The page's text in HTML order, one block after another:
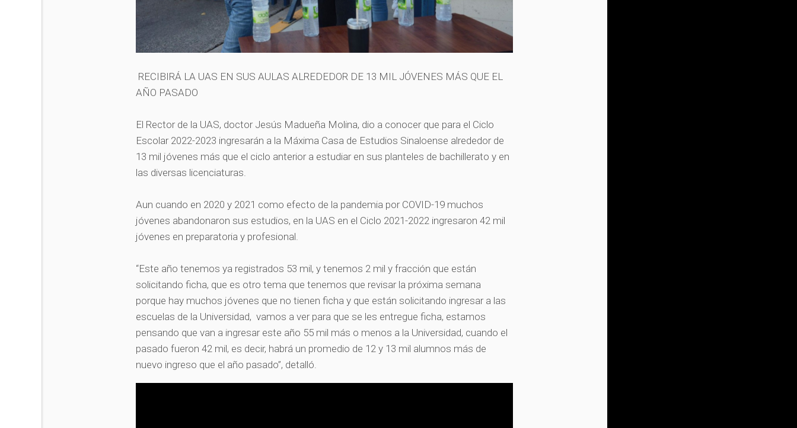
RECIBIRÁ LA UAS EN SUS AULAS ALREDEDOR DE 13 MIL JÓVENES MÁS QUE EL
AÑO PASADO
El Rector de la UAS, doctor Jesús Madueña Molina, dio a conocer que para el Ciclo
Escolar 2022-2023 ingresarán a la Máxima Casa de Estudios Sinaloense alrededor de
13 mil jóvenes más que el ciclo anterior a estudiar en sus planteles de bachillerato y en
las diversas licenciaturas.
Aun cuando en 2020 y 2021 como efecto de la pandemia por COVID-19 muchos
jóvenes abandonaron sus estudios, en la UAS en el Ciclo 2021-2022 ingresaron 42 mil
jóvenes en preparatoria y profesional.
“Este año tenemos ya registrados 53 mil, y tenemos 2 mil y fracción que están
solicitando ficha, que es otro tema que tenemos que revisar la próxima semana
porque hay muchos jóvenes que no tienen ficha y que están solicitando ingresar a las
escuelas de la Universidad, vamos a ver para que se les entregue ficha, estamos
pensando que van a ingresar este año 55 mil más o menos a la Universidad, cuando el
pasado fueron 42 mil, es decir, habrá un promedio de 12 y 13 mil alumnos más de
nuevo ingreso que el año pasado”, detalló.